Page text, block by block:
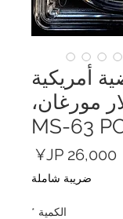
أمريكية
مورغان،
ضريبة شاملة
الكمية *